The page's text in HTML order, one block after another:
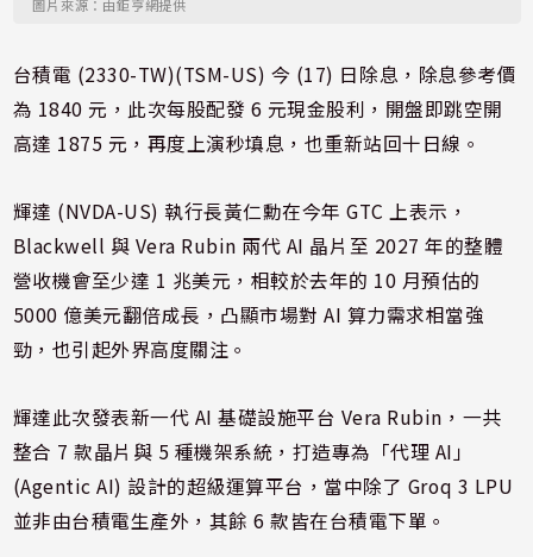
圖片來源：由鉅亨網提供
台積電 (2330-TW)(TSM-US) 今 (17) 日除息，除息參考價
為 1840 元，此次每股配發 6 元現金股利，開盤即跳空開
高達 1875 元，再度上演秒填息，也重新站回十日線。
輝達 (NVDA-US) 執行長黃仁勳在今年 GTC 上表示，
Blackwell 與 Vera Rubin 兩代 AI 晶片至 2027 年的整體
營收機會至少達 1 兆美元，相較於去年的 10 月預估的
5000 億美元翻倍成長，凸顯市場對 AI 算力需求相當強
勁，也引起外界高度關注。
輝達此次發表新一代 AI 基礎設施平台 Vera Rubin，一共
整合 7 款晶片與 5 種機架系統，打造專為「代理 AI」
(Agentic AI) 設計的超級運算平台，當中除了 Groq 3 LPU
並非由台積電生產外，其餘 6 款皆在台積電下單。